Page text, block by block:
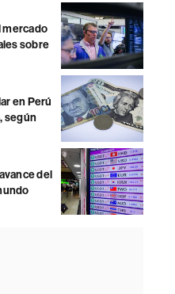
mercado
sobre
en Perú
según
del